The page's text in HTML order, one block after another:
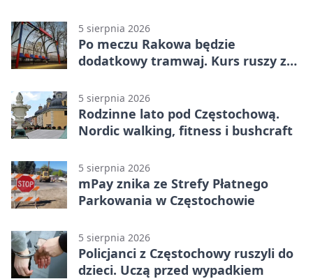
5 sierpnia 2026
Po meczu Rakowa będzie
dodatkowy tramwaj. Kurs ruszy ze
5 sierpnia 2026
Rodzinne lato pod Częstochową.
Nordic walking, fitness i bushcraft
5 sierpnia 2026
mPay znika ze Strefy Płatnego
Parkowania w Częstochowie
5 sierpnia 2026
Policjanci z Częstochowy ruszyli do
dzieci. Uczą przed wypadkiem